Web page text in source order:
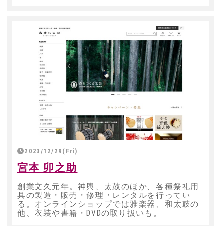
2023/12/29(Fri)
宮本 卯之助
創業文久元年。神輿、太鼓のほか、各種祭礼用
具の製造・販売・修理・レンタルを行ってい
る。オンラインショップでは雅楽器、和太鼓の
他、衣装や書籍・DVDの取り扱いも。